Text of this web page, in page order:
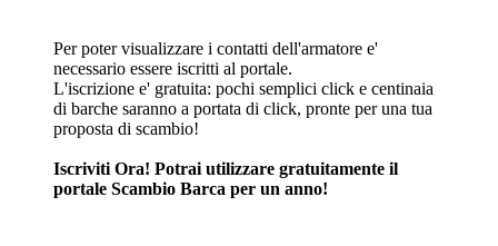
Per poter visualizzare i contatti dell'armatore e'
necessario essere iscritti al portale.
L'iscrizione e' gratuita: pochi semplici click e centinaia
di barche saranno a portata di click, pronte per una tua
proposta di scambio!
Iscriviti Ora! Potrai utilizzare gratuitamente il
portale Scambio Barca per un anno!